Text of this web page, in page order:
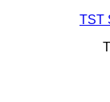
TST